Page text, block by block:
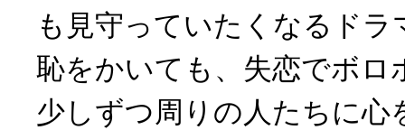
も見守っていたくなるドラ
恥をかいても、失恋でボロ
少しずつ周りの人たちに心